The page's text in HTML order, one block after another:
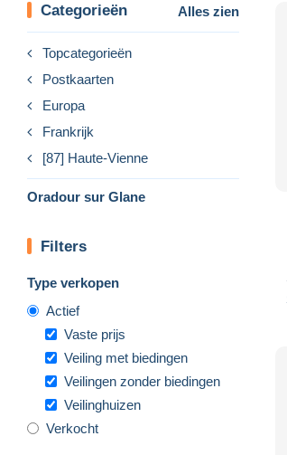
Categorieën Alles zien
Topcategorieën
Postkaarten
Europa
Frankrijk
[87] Haute-Vienne
Oradour sur Glane
Filters
Type verkopen
Actief
Vaste prijs
Veiling met biedingen
Veilingen zonder biedingen
Veilinghuizen
Verkocht